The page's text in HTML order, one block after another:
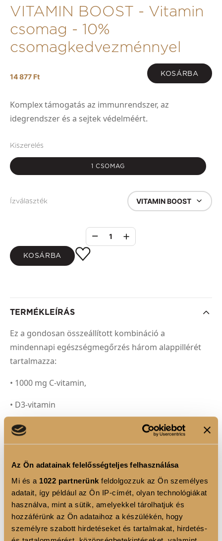
Az Ön adatainak felelősségteljes felhasználása
Mi és a 1022 partnerünk feldolgozzuk az Ön személyes
adatait, így például az Ön IP-címét, olyan technológiákat
használva, mint a sütik, amelyekkel tárolhatjuk és
hozzáférünk az Ön adataihoz a készülékén, hogy
személyre szabott hirdetéseket és tartalmakat, hirdetés-
VITAMIN BOOST - Vitamin
csomag - 10%
csomagkedvezménnyel
14 877 Ft KOSÁRBA
Komplex támogatás az immunrendszer, az
idegrendszer és a sejtek védelméért.
Kiszerelés
1 CSOMAG
Ízválaszték VITAMIN BOOST
1
KOSÁRBA
TERMÉKLEÍRÁS
Ez a gondosan összeállított kombináció a
mindennapi egészségmegőrzés három alappillérét
tartalmazza:
• 1000 mg C-vitamin,
• D3-vitamin
• ESSENTIAL Omega-3
A C- és D-vitamin hozzájárulnak az immunrendszer
normál működéséhez, míg az omega-3 zsírsavak
segítik a szív és az agy egészségének megőrzését.
Kinek ajánljuk?
• fokozott fizikai vagy szellemi igénybevétel esetén,